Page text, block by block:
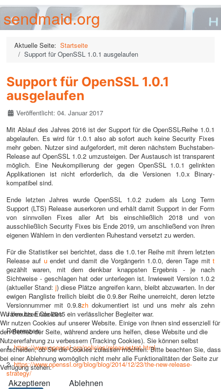
sendmaid.org
Aktuelle Seite: Startseite
Support für OpenSSL 1.0.1 ausgelaufen
Support für OpenSSL 1.0.1
ausgelaufen
DetailsVeröffentlicht: 04. Januar 2017
Mit Ablauf des Jahres 2016 ist der Support für die OpenSSL-Reihe 1.0.1
abgelaufen. Es wird für 1.0.1 also ab sofort auch keine Security Fixes
mehr geben. Nutzer sind aufgefordert, mit deren nächstem Buchstaben-
Release auf OpenSSL 1.0.2 umzusteigen. Der Austausch ist transparent
möglich. Eine Neukompilierung der gegen OpenSSL 1.0.1 gelinkten
Applikationen ist nicht erforderlich, da die Versionen 1.0.x Binary-
kompatibel sind.
Ende letzten Jahres wurde OpenSSL 1.0.2 zudem als Long Term
Support (LTS) Release auserkoren und erhält damit Support in der Form
von sinnvollen Fixes aller Art bis einschließlich 2018 und von
ausschließlich Security Fixes bis Ende 2019, um anschließend von ihren
eigenen Wählern in den verdienten Ruhestand versetzt zu werden.
Für die Statistiker sei berichtet, dass die 1.0.1er Reihe mit ihrem letzten
Release auf uendet und damit die Vorgängerin 1.0.0, deren Tage mitt
gezählt waren, mit dem denkbar knappsten Ergebnis - je nach
Sichtweise - geschlagen hat oder unterlegen ist. Inwieweit Version 1.0.2
(aktueller Stand:j) diese Plätze angreifen kann, bleibt abzuwarten. In der
ewigen Rangliste freilich bleibt die 0.9.8er Reihe unerreicht, deren letzte
Versionnummer mit 0.9.8zhdokumentiert ist und uns mehr als zehn
Jahre bis Ende 2015 ein verlässlicher Begleiter war.
Referenzen:
1.https://www.openssl.org/policies/releasestrat.html
2.https://www.openssl.org/blog/blog/2014/12/23/the-new-release-
strategy/
Wir benutzen Cookies
Wir nutzen Cookies auf unserer Website. Einige von ihnen sind essenziell für
den Betrieb der Seite, während andere uns helfen, diese Website und die
Nutzererfahrung zu verbessern (Tracking Cookies). Sie können selbst
entscheiden, ob Sie die Cookies zulassen möchten. Bitte beachten Sie, dass
bei einer Ablehnung womöglich nicht mehr alle Funktionalitäten der Seite zur
Verfügung stehen.
Akzeptieren Ablehnen